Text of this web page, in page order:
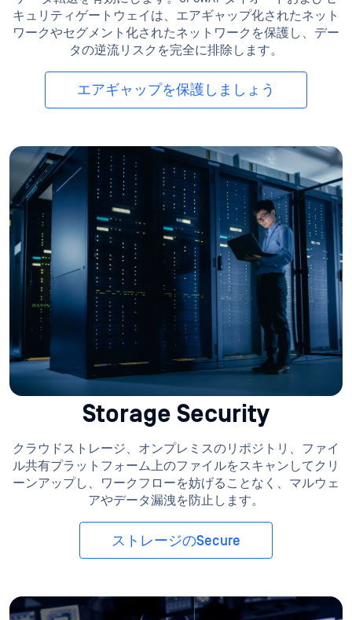
キュリティゲートウェイは、エアギャップ化されたネット
ワークやセグメント化されたネットワークを保護し、デー
タの逆流リスクを完全に排除します。
エアギャップを保護しましょう
Storage Security
クラウドストレージ、オンプレミスのリポジトリ、ファイ
ル共有プラットフォーム上のファイルをスキャンしてクリ
ーンアップし、ワークフローを妨げることなく、マルウェ
アやデータ漏洩を防止します。
ストレージのSecure